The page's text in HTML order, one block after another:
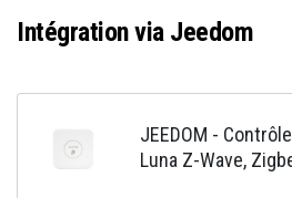
Intégration via Jeedom
JEEDOM -
Luna Z-Wave,